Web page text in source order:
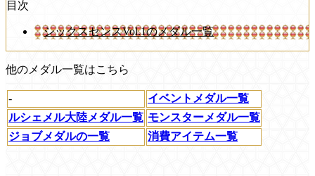
目次
シックスセンスVol.1のメダル一覧
他のメダル一覧はこちら
-
イベントメダル一覧
ルシェメル大陸メダル一覧 モンスターメダル一覧
ジョブメダルの一覧
消費アイテム一覧